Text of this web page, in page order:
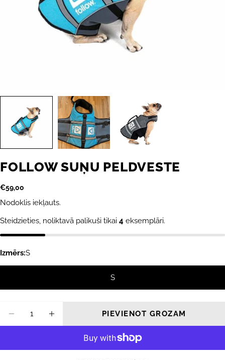
FOLLOW SUŅU PELDVESTE
Parastā
€59,00
Nodoklis iekļauts.
Steidzieties, noliktavā palikuši tikai 4 eksemplāri.
Izmērs:S
S
PIEVIENOT GROZAM